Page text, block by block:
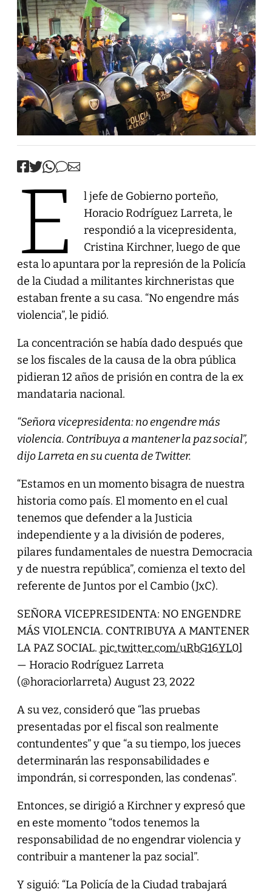
E
l jefe de Gobierno porteño,
Horacio Rodríguez Larreta, le
respondió a la vicepresidenta,
Cristina Kirchner, luego de que
esta lo apuntara por la represión de la Policía
de la Ciudad a militantes kirchneristas que
estaban frente a su casa. “No engendre más
violencia”, le pidió.
La concentración se había dado después que
se los fiscales de la causa de la obra pública
pidieran 12 años de prisión en contra de la ex
mandataria nacional.
“Señora vicepresidenta: no engendre más
violencia. Contribuya a mantener la paz social”,
dijo Larreta en su cuenta de Twitter.
“Estamos en un momento bisagra de nuestra
historia como país. El momento en el cual
tenemos que defender a la Justicia
independiente y a la división de poderes,
pilares fundamentales de nuestra Democracia
y de nuestra república”, comienza el texto del
referente de Juntos por el Cambio (JxC).
SEÑORA VICEPRESIDENTA: NO ENGENDRE
MÁS VIOLENCIA. CONTRIBUYA A MANTENER
LA PAZ SOCIAL. pic.twitter.com/uRbG16YL0l
— Horacio Rodríguez Larreta
(@horaciorlarreta) August 23, 2022
A su vez, consideró que “las pruebas
presentadas por el fiscal son realmente
contundentes” y que “a su tiempo, los jueces
determinarán las responsabilidades e
impondrán, si corresponden, las condenas”.
Entonces, se dirigió a Kirchner y expresó que
en este momento “todos tenemos la
responsabilidad de no engendrar violencia y
contribuir a mantener la paz social”.
Y siguió: “La Policía de la Ciudad trabajará